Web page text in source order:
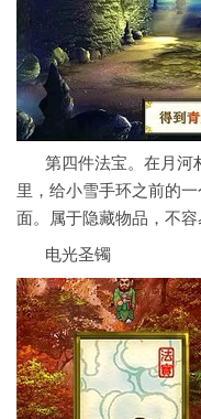
第四件法宝。在月河
里，给小雪手环之前的
面。属于隐藏物品，不容
电光圣镯